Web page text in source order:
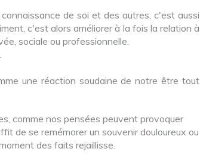
de soi et des autres, c'est aussi
c'est alors améliorer à la fois la relation à
sociale ou professionnelle.
une réaction soudaine de notre être tout
comme nos pensées peuvent provoquer
de se remémorer un souvenir douloureux ou
des faits rejaillisse.